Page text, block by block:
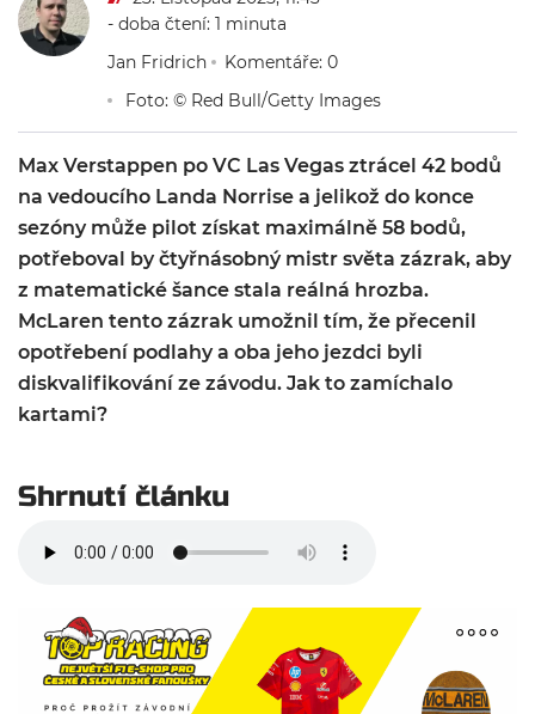
- doba čtení: 1 minuta
Jan Fridrich
Komentáře: 0
Foto: © Red Bull/Getty Images
Max Verstappen po VC Las Vegas ztrácel 42 bodů
na vedoucího Landa Norrise a jelikož do konce
sezóny může pilot získat maximálně 58 bodů,
potřeboval by čtyřnásobný mistr světa zázrak, aby
z matematické šance stala reálná hrozba.
McLaren tento zázrak umožnil tím, že přecenil
opotřebení podlahy a oba jeho jezdci byli
diskvalifikování ze závodu. Jak to zamíchalo
kartami?
Shrnutí článku